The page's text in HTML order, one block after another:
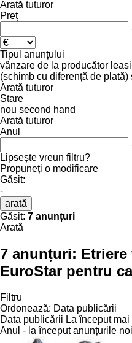
Arată tuturor
Preţ
Tipul anunțului
vânzare de la producător
(schimb cu diferență de plată)
Arată tuturor
Stare
nou second hand
Arată tuturor
Anul
Lipsește vreun filtru?
Propuneți o modificare
Găsit:
-
arată
Găsit: 7 anunțuri
Arată
7 anunțuri: Etriere
EuroStar pentru
Filtru
Ordonează: Data publicării
Data publicării La început
Anul - la început anunțurile noi